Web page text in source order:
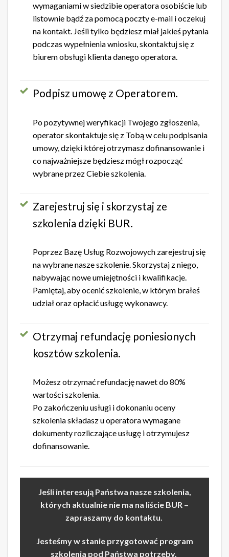
wymaganiami w siedzibie operatora osobiście lub
listownie bądź za pomocą poczty e-mail i oczekuj
na kontakt. Jeśli tylko będziesz miał jakieś pytania
podczas wypełnienia wniosku, skontaktuj się z
biurem obsługi klienta danego operatora.
Podpisz umowę z Operatorem.
Po pozytywnej weryfikacji Twojego zgłoszenia,
operator skontaktuje się z Tobą w celu podpisania
umowy, dzięki której otrzymasz dofinansowanie i
co najważniejsze będziesz mógł rozpocząć
wybrane przez Ciebie szkolenia.
Zarejestruj się i skorzystaj ze
szkolenia dzięki BUR.
Poprzez Bazę Usług Rozwojowych zarejestruj się
na wybrane nasze szkolenie. Skorzystaj z niego,
nabywając nowe umiejętności i kwalifikacje.
Pamiętaj, aby ocenić szkolenie, w którym brałeś
udział oraz opłacić usługę wykonawcy.
Otrzymaj refundację poniesionych
kosztów szkolenia.
Możesz otrzymać refundację nawet do 80%
wartości szkolenia.
Po zakończeniu usługi i dokonaniu oceny
szkolenia składasz u operatora wymagane
dokumenty rozliczające usługę i otrzymujesz
dofinansowanie.
Jeśli interesują Państwa nasze szkolenia,
których aktualnie nie ma na liście BUR –
zapraszamy do kontaktu.
Jesteśmy w stanie przygotować program
szkolenia pod Państwa potrzeby.